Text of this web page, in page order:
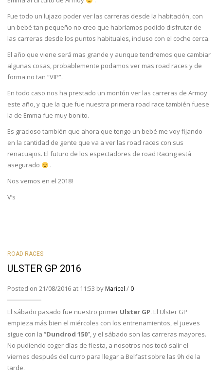
Fue todo un lujazo poder ver las carreras desde la habitación, con
un bebé tan pequeño no creo que habríamos podido disfrutar de
las carreras desde los puntos habituales, incluso con el coche cerca.
El año que viene será mas grande y aunque tendremos que cambiar
algunas cosas, probablemente podamos ver mas road races y de
forma no tan “VIP”.
En todo caso nos ha prestado un montón ver las carreras de Armoy
este año, y que la que fue nuestra primera road race también fuese
la de Emma fue muy bonito.
Es gracioso también que ahora que tengo un bebé me voy fijando
en la cantidad de gente que va a ver las road races con sus
renacuajos. El futuro de los espectadores de road Racing está
asegurado
.
Nos vemos en el 2018!
V’s
ROAD RACES
ULSTER GP 2016
Posted on 21/08/2016 at 11:53 byMaricel / 0
El sábado pasado fue nuestro primer Ulster GP. El Ulster GP
empieza más bien el miércoles con los entrenamientos, el jueves
sigue con la “Dundrod 150”, y el sábado son las carreras mayores.
No pudiendo coger días de fiesta, a nosotros nos tocó salir el
viernes después del curro para llegar a Belfast sobre las 9h de la
tarde.